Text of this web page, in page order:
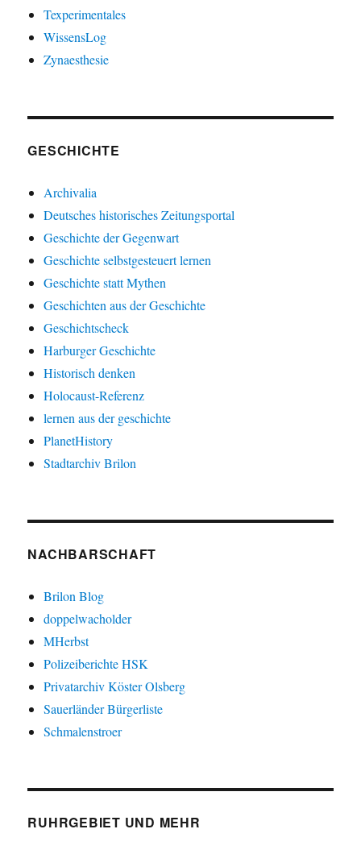
Texperimentales
WissensLog
Zynaesthesie
GESCHICHTE
Archivalia
Deutsches historisches Zeitungsportal
Geschichte der Gegenwart
Geschichte selbstgesteuert lernen
Geschichte statt Mythen
Geschichten aus der Geschichte
Geschichtscheck
Harburger Geschichte
Historisch denken
Holocaust-Referenz
lernen aus der geschichte
PlanetHistory
Stadtarchiv Brilon
NACHBARSCHAFT
Brilon Blog
doppelwacholder
MHerbst
Polizeiberichte HSK
Privatarchiv Köster Olsberg
Sauerländer Bürgerliste
Schmalenstroer
RUHRGEBIET UND MEHR